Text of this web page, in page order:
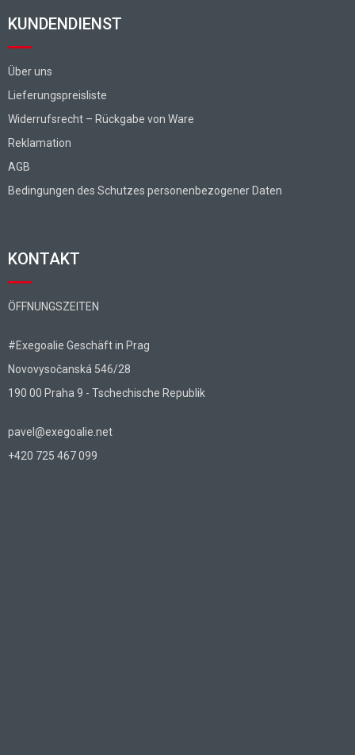
KUNDENDIENST
Über uns
Lieferungspreisliste
Widerrufsrecht – Rückgabe von Ware
Reklamation
AGB
Bedingungen des Schutzes personenbezogener Daten
KONTAKT
ÖFFNUNGSZEITEN
#Exegoalie Geschäft in Prag
Novovysočanská 546/28
190 00 Praha 9 - Tschechische Republik
pavel@exegoalie.net
+420 725 467 099